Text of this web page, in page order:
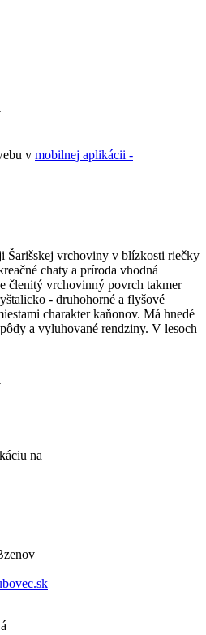
v mobilnej aplikácii -
Šarišskej vrchoviny v blízkosti riečky
chaty a príroda vhodná
členitý vrchovinný povrch takmer
- druhohorné a flyšové
charakter kaňonov. Má hnedé
a vyluhované rendziny. V lesoch
na